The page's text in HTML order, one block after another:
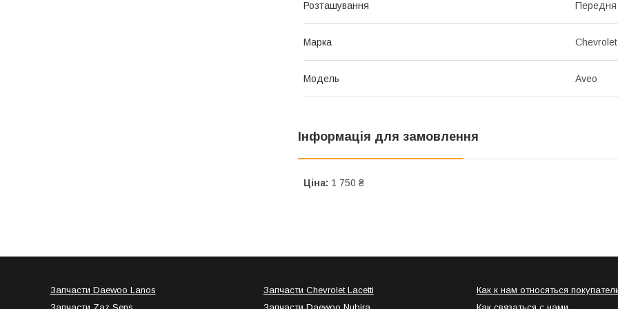
Розташування Передня
Марка Chevrolet
Модель Aveo
Інформація для замовлення
Ціна: 1 750 ₴
Запчасти Daewoo Lanos
Запчасти Chevrolet Lacetti
Как к нам относяться